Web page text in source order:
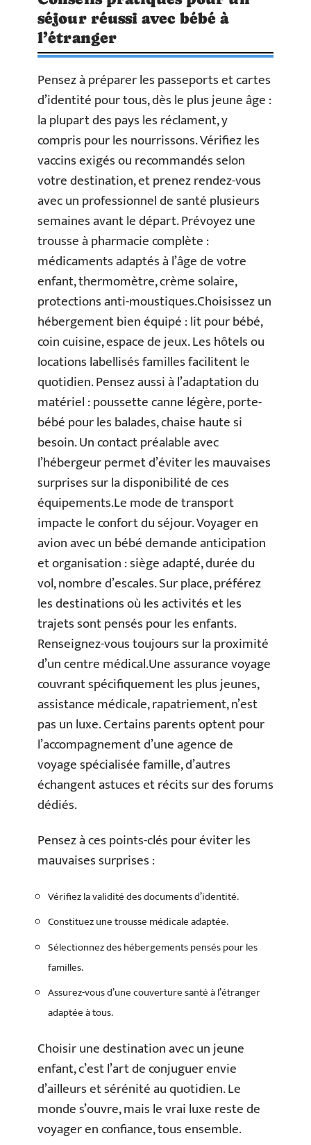
séjour réussi avec bébé à
l’étranger
Pensez à préparer les passeports et cartes
d’identité pour tous, dès le plus jeune âge :
la plupart des pays les réclament, y
compris pour les nourrissons. Vérifiez les
vaccins exigés ou recommandés selon
votre destination, et prenez rendez-vous
avec un professionnel de santé plusieurs
semaines avant le départ. Prévoyez une
trousse à pharmacie complète :
médicaments adaptés à l’âge de votre
enfant, thermomètre, crème solaire,
protections anti-moustiques.Choisissez un
hébergement bien équipé : lit pour bébé,
coin cuisine, espace de jeux. Les hôtels ou
locations labellisés familles facilitent le
quotidien. Pensez aussi à l’adaptation du
matériel : poussette canne légère, porte-
bébé pour les balades, chaise haute si
besoin. Un contact préalable avec
l’hébergeur permet d’éviter les mauvaises
surprises sur la disponibilité de ces
équipements.Le mode de transport
impacte le confort du séjour. Voyager en
avion avec un bébé demande anticipation
et organisation : siège adapté, durée du
vol, nombre d’escales. Sur place, préférez
les destinations où les activités et les
trajets sont pensés pour les enfants.
Renseignez-vous toujours sur la proximité
d’un centre médical.Une assurance voyage
couvrant spécifiquement les plus jeunes,
assistance médicale, rapatriement, n’est
pas un luxe. Certains parents optent pour
l’accompagnement d’une agence de
voyage spécialisée famille, d’autres
échangent astuces et récits sur des forums
dédiés.
Pensez à ces points-clés pour éviter les
mauvaises surprises :
Vérifiez la validité des documents d’identité.
Constituez une trousse médicale adaptée.
Sélectionnez des hébergements pensés pour les
familles.
Assurez-vous d’une couverture santé à l’étranger
adaptée à tous.
Choisir une destination avec un jeune
enfant, c’est l’art de conjuguer envie
d’ailleurs et sérénité au quotidien. Le
monde s’ouvre, mais le vrai luxe reste de
voyager en confiance, tous ensemble.